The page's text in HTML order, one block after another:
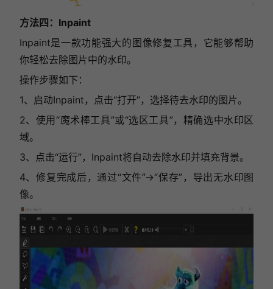
方法四：Inpaint
Inpaint是一款功能强大的图像修复工具，它能够帮助
你轻松去除图片中的水印。
操作步骤如下：
1、启动Inpaint，点击“打开”，选择待去水印的图片。
2、使用“魔术棒工具”或“选区工具”，精确选中水印区
域。
3、点击“运行”，Inpaint将自动去除水印并填充背景。
4、修复完成后，通过“文件”->“保存”，导出无水印图
像。